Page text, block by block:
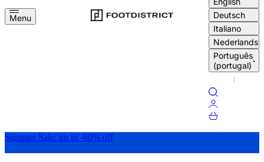
FOOTDISTRICT
Menu
Deutsch
Italiano
Nederlands
Português
(portugal)
Pesquisar
Entrar
Cesto
Summer Sale: up to -60% off